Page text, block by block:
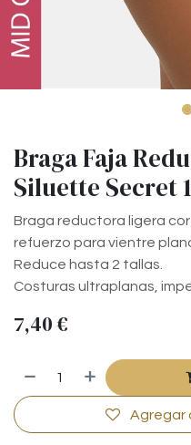
Braga Faja
Siluette Secret
Braga reductora ligera
refuerzo para vientre
Reduce hasta 2 tallas.
Costuras ultraplanas,
7,40 €
Agregar